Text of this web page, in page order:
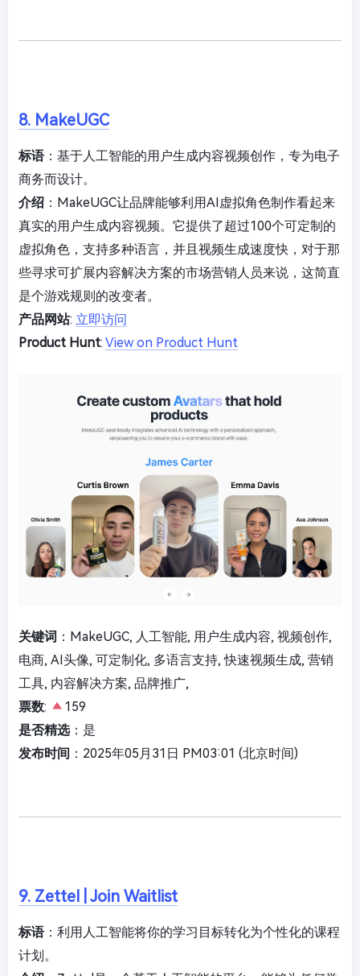
8. MakeUGC
标语：基于人工智能的用户生成内容视频创作，专为电子
商务而设计。
介绍 ：MakeUGC让品牌能够利用AI虚拟角色制作看起来
真实的用户生成内容视频。它提供了超过100个可定制的
虚拟角色，支持多种语言，并且视频生成速度快，对于那
些寻求可扩展内容解决方案的市场营销人员来说，这简直
是个游戏规则的改变者。
产品网站: 立即访问
Product Hunt: View on Product Hunt
关键词 ：MakeUGC, 人工智能, 用户生成内容, 视频创作,
电商, AI头像, 可定制化, 多语言支持, 快速视频生成, 营销
工具, 内容解决方案, 品牌推广,
票数:
159
是否精选：是
发布时间 ：2025年05月31日 PM03:01 (北京时间)
9. Zettel | Join Waitlist
标语：利用人工智能将你的学习目标转化为个性化的课程
计划。